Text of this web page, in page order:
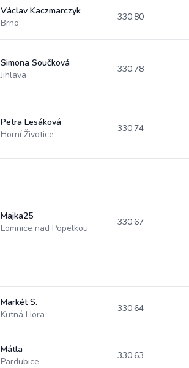
Václav Kaczmarczyk
Brno
330.80
Simona Součková
Jihlava
330.78
Petra Lesáková
Horní Životice
330.74
Majka25
Lomnice nad Popelkou
330.67
Markét S.
Kutná Hora
330.64
Mátla
Pardubice
330.63